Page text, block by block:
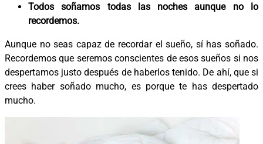
Todos soñamos todas las noches aunque no lo
recordemos.
Aunque no seas capaz de recordar el sueño, sí has soñado.
Recordemos que seremos conscientes de esos sueños si nos
despertamos justo después de haberlos tenido. De ahí, que si
crees haber soñado mucho, es porque te has despertado
mucho.